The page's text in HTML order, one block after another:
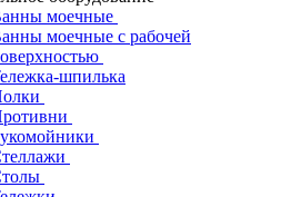
моечные
моечные с рабочей
шпилька